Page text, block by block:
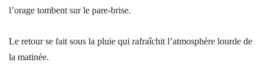
l’orage tombent sur le pare-brise.
Le retour se fait sous la pluie qui rafraîchit l’atmosphère lourde de
la matinée.